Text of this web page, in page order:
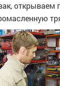
открываем